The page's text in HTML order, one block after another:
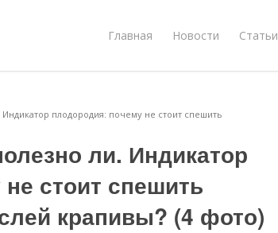
Главная Новости Статьи
плодородия: почему не стоит спешить
ли. Индикатор
стоит спешить
крапивы? (4 фото)